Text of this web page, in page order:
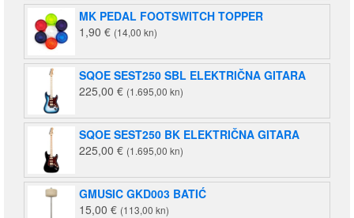
MK PEDAL FOOTSWITCH TOPPER
1,90 € (14,00 kn)
SQOE SEST250 SBL ELEKTRIČNA GITARA
225,00 € (1.695,00 kn)
SQOE SEST250 BK ELEKTRIČNA GITARA
225,00 € (1.695,00 kn)
GMUSIC GKD003 BATIĆ
15,00 € (113,00 kn)